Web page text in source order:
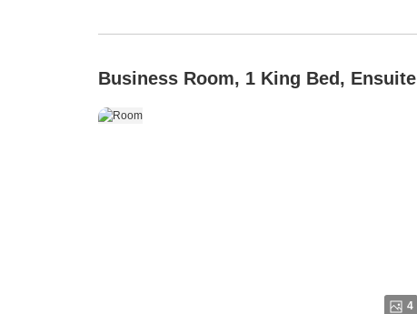
Business Room, 1 King Bed, Ensuite
4